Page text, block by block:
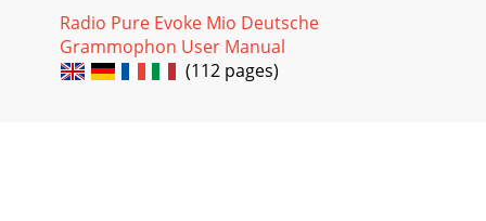
Radio Pure Evoke Mio Deutsche
Grammophon User Manual
(112 pages)